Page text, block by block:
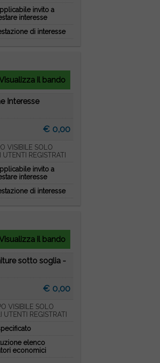
invito a
interesse
di interesse
il bando
Interesse
€ 0,00
VISIBILE SOLO
UTENTI REGISTRATI
invito a
interesse
di interesse
il bando
sotto soglia -
€ 0,00
VISIBILE SOLO
UTENTI REGISTRATI
elenco
economici